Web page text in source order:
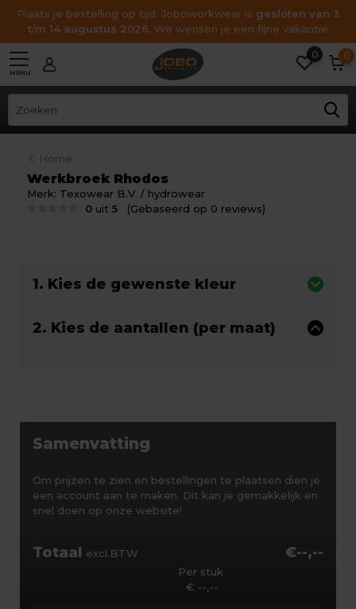
Plaats je bestelling op tijd. Joboworkwear is gesloten van 3
t/m 14 augustus 2026. We wensen je een fijne vakantie
MENU
0 0
Home
Werkbroek Rhodos
Merk: Texowear B.V. / hydrowear
0 uit5 (Gebaseerd op 0 reviews)
1. Kies de gewenste kleur
2. Kies de aantallen (per maat)
Samenvatting
Om prijzen te zien en bestellingen te plaatsen dien je
een account aan te maken. Dit kan je gemakkelijk en
snel doen op onze website!
Totaal excl.BTW €--,--
Per stuk
€ --,--